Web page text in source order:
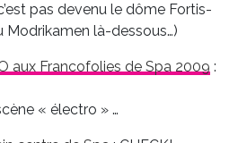
pas devenu le dôme Fortis-
Modrikamen là-dessous…)
aux Francofolies de Spa 2009 :
« électro » …